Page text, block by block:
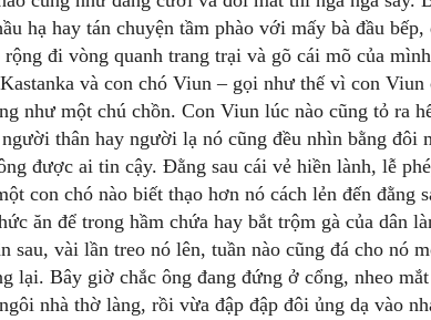
hạ hay tán chuyện tầm phào với mấy bà đầu
đi vòng quanh trang trại và gõ cái mõ của
và con chó Viun – gọi như thế vì con Viun
như một chú chồn. Con Viun lúc nào cũng tỏ ra
thân hay người lạ nó cũng đều nhìn bằng đôi
được ai tin cậy. Đằng sau cái vẻ hiền lành, lễ
con chó nào biết thạo hơn nó cách lẻn đến đằng
ăn để trong hầm chứa hay bắt trộm gà của dân
sau, vài lần treo nó lên, tuần nào cũng đá cho nó
lại. Bây giờ chắc ông đang đứng ở cổng, nheo
nhà thờ làng, rồi vừa đập đập đôi ủng dạ vào